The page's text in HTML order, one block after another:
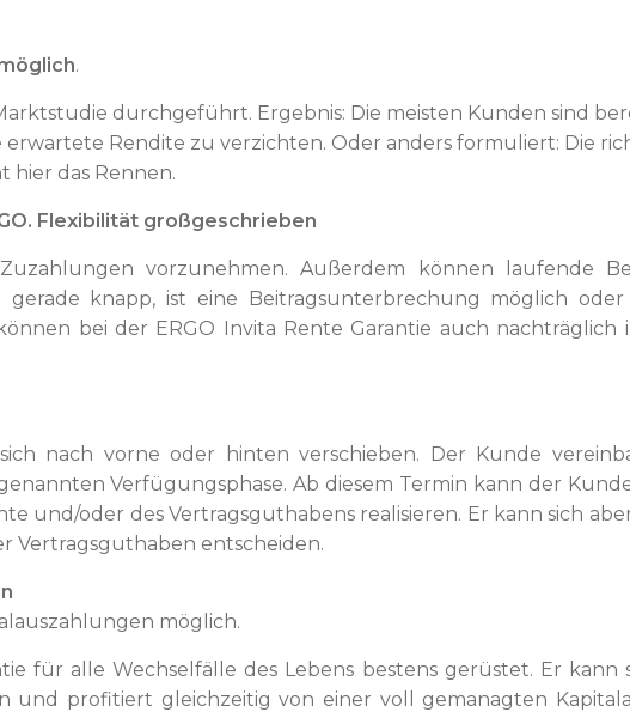
.
durchgeführt. Ergebnis: Die meisten Kunden sind
Rendite zu verzichten. Oder anders formuliert: Die
hier das Rennen.
Flexibilität großgeschrieben
vorzunehmen. Außerdem können laufende
gerade knapp, ist eine Beitragsunterbrechung möglich oder
bei der ERGO Invita Rente Garantie auch nachträglich
nach vorne oder hinten verschieben. Der Kunde
Verfügungsphase. Ab diesem Termin kann der
und/oder des Vertragsguthabens realisieren. Er kann sich
Vertragsguthaben entscheiden.
möglich.
für alle Wechselfälle des Lebens bestens gerüstet. Er kann
und profitiert gleichzeitig von einer voll gemanagten